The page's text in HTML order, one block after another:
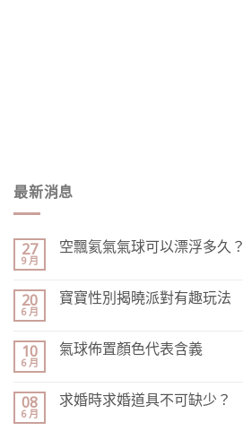
最新消息
27
9 月
空飄氦氣氣球可以漂浮多久？
20
6 月
寶寶性別揭曉派對有趣玩法
10
6 月
氣球佈置顏色代表含義
08
6 月
求婚時求婚道具不可缺少？